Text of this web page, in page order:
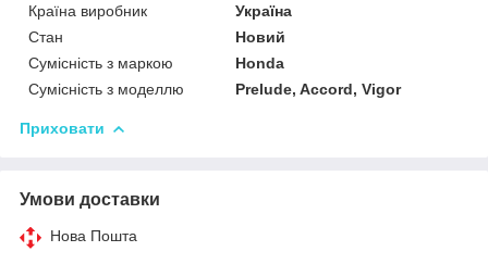
Країна виробник
Україна
Стан
Новий
Сумісність з маркою
Honda
Сумісність з моделлю
Prelude, Accord, Vigor
Приховати
Умови доставки
Нова Пошта